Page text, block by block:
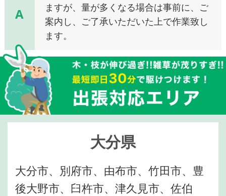
A
ますが、量が多くなる場合は事前に、ご
案内し、ご了承いただいた上で作業致し
ます。
大分県
大分市、別府市、由布市、竹田市、豊
後大野市、臼杵市、津久見市、佐伯